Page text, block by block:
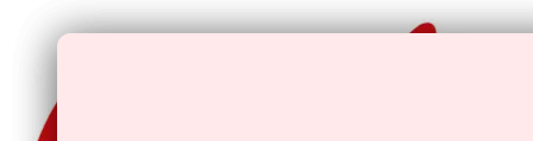
Zum Hauptinhalt springen